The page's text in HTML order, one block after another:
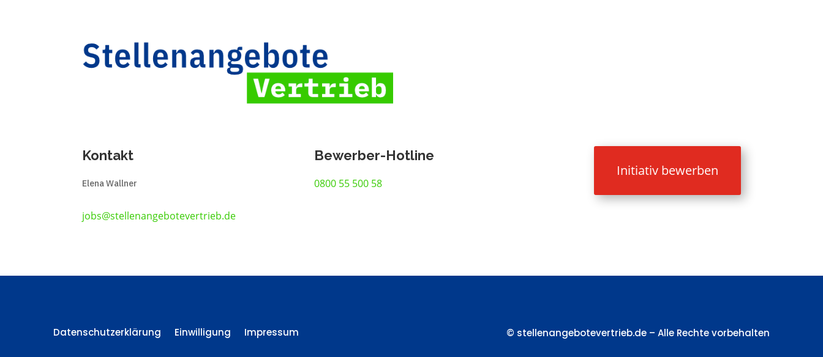
Kontakt
Elena Wallner
jobs@stellenangebotevertrieb.de
Bewerber-Hotline
0800 55 500 58
Initiativ bewerben
Datenschutzerklärung Einwilligung Impressum © stellenangebotevertrieb.de – Alle Rechte vorbehalten